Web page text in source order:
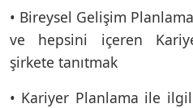
• Bireysel Gelişim
ve hepsini içeren
şirkete tanıtmak
• Kariyer Planlama ile